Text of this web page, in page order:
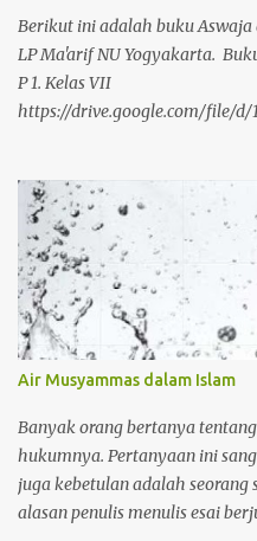
dilakukan seseorang.
seseorang telah melakukan
Berikut ini adalah buku Aswaja
LP Ma'arif NU Yogyakarta.
P 1. Kelas VII
https://drive.google.com/file/d/
wlQ4I3/view?usp=drivesdk 3.
https://drive.google.com/file/d/
& Ke-NU-an Tingkat SLTA 1.
https://drive.google.com/file/d/
pimgboiGXLBwuUlMG/
https://drive.google.com/file/d/
M2gAk/view?usp=drivesdk 3.
https://drive.google.com/file/d/
Wouucq/view?usp=drivesdk
Air Musyammas dalam Islam
Banyak orang bertanya
hukumnya. Pertanyaan ini
juga kebetulan adalah
alasan penulis menulis esai